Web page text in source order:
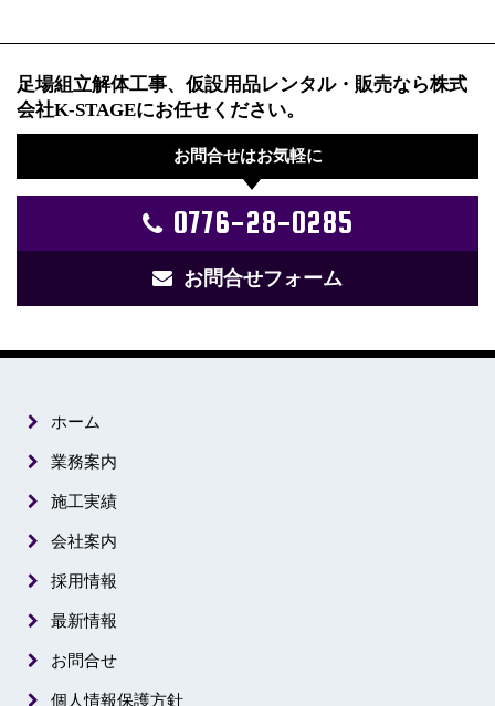
足場組立解体工事、仮設用品レンタル・販売なら株式
会社K-STAGEにお任せください。
お問合せはお気軽に
0776-28-0285
お問合せフォーム
ホーム
業務案内
施工実績
会社案内
採用情報
最新情報
お問合せ
個人情報保護方針